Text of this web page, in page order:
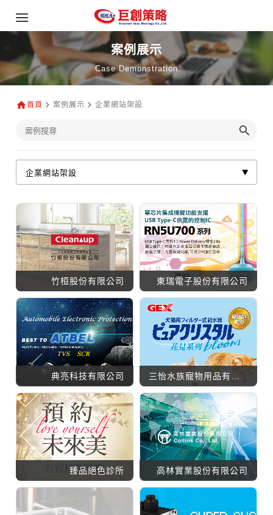
案例展示
Case Demonstration
首頁 案例展示 企業網站架設
竹桓股份有限公司 東瑞電子股份有限公司
典亮科技有限公司
臻品絕色診所 高林實業股份有限公司